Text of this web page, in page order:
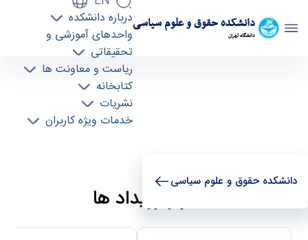
دانشکده حقوق و علوم سیاسی
دانشگاه تهران
درباره دانشکده
واحدهای آموزشی و
تحقیقاتی
ریاست و معاونت ها
کتابخانه
نشریات
خدمات ویژه کاربران
صفحه نخست - دانشکده حقوق و علوم سیاسی
دانشکده حقوق و علوم سیاسی
اخبار و رویداد ها